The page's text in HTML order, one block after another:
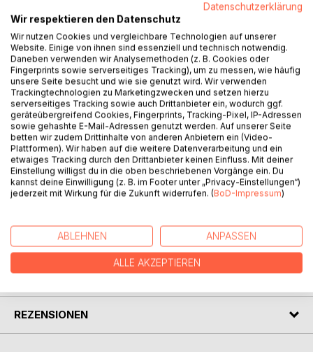
BESCHREIBUNG
Kapitän Henk sagt der Seefahrt ade, doch Prof. Paul Slitear
überredet ihn zu einem Abenteuer Segeltörn in den
Südatlantik, wo er eine unbekannte Insel zu finden hofft.
Der holländische Arzt Denzel De Fries begleitet seine
Freundin Yani, eine afrikanisch Journalistin, auf dieser
verrückten Reise, die ihnen allen beinahe das Leben
gekostet hätte. Auch erotische Abenteuer und wahre Liebe
finden sich auf dieser unglaublichen Reise.
AUTOR/IN
PRESSESTIMMEN
REZENSIONEN
Datenschutzerklärung
Wir respektieren den Datenschutz
Wir nutzen Cookies und vergleichbare Technologien auf unserer
Website. Einige von ihnen sind essenziell und technisch notwendig.
Daneben verwenden wir Analysemethoden (z. B. Cookies oder
Fingerprints sowie serverseitiges Tracking), um zu messen, wie häufig
unsere Seite besucht und wie sie genutzt wird. Wir verwenden
Trackingtechnologien zu Marketingzwecken und setzen hierzu
serverseitiges Tracking sowie auch Drittanbieter ein, wodurch ggf.
geräteübergreifend Cookies, Fingerprints, Tracking-Pixel, IP-Adressen
sowie gehashte E-Mail-Adressen genutzt werden. Auf unserer Seite
betten wir zudem Drittinhalte von anderen Anbietern ein (Video-
Plattformen). Wir haben auf die weitere Datenverarbeitung und ein
etwaiges Tracking durch den Drittanbieter keinen Einfluss. Mit deiner
Einstellung willigst du in die oben beschriebenen Vorgänge ein. Du
kannst deine Einwilligung (z. B. im Footer unter „Privacy-Einstellungen“)
jederzeit mit Wirkung für die Zukunft widerrufen. (BoD-Impressum)
ABLEHNEN ANPASSEN
ALLE AKZEPTIEREN